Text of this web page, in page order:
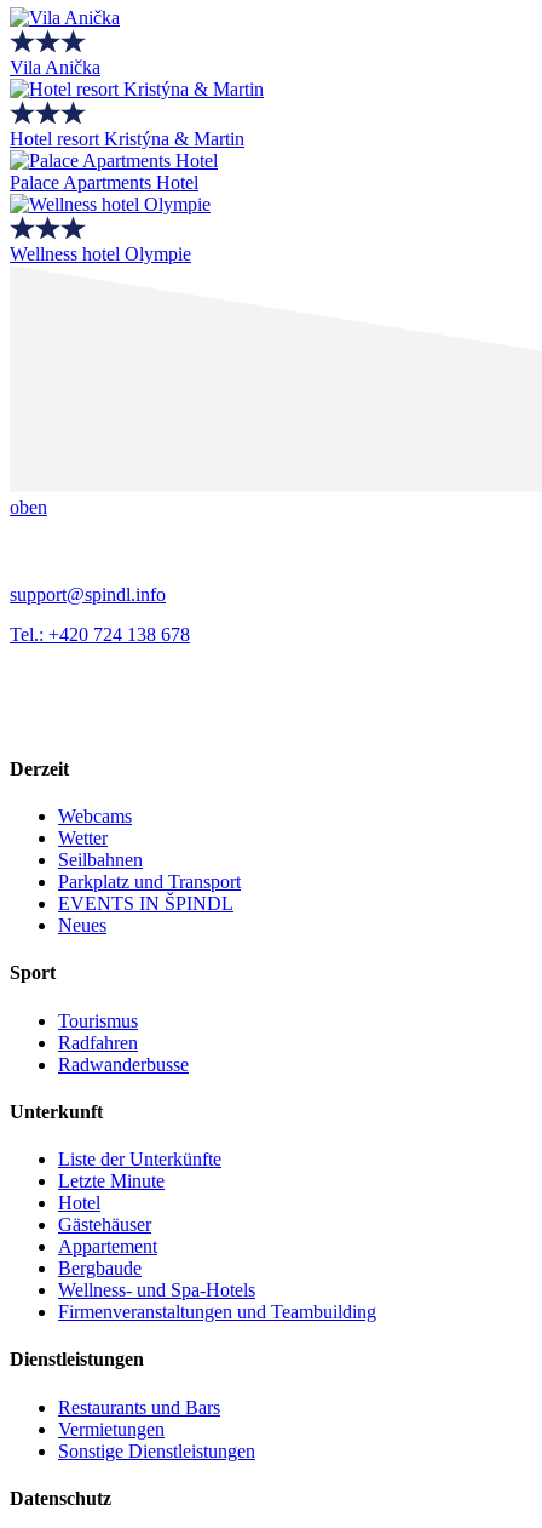
Vila Anička
Hotel resort Kristýna & Martin
Palace Apartments Hotel
Wellness hotel Olympie
oben
support@spindl.info
Tel.: +420 724 138 678
Derzeit
Webcams
Wetter
Seilbahnen
Parkplatz und Transport
EVENTS IN ŠPINDL
Neues
Sport
Tourismus
Radfahren
Radwanderbusse
Unterkunft
Liste der Unterkünfte
Letzte Minute
Hotel
Gästehäuser
Appartement
Bergbaude
Wellness- und Spa-Hotels
Firmenveranstaltungen und Teambuilding
Dienstleistungen
Restaurants und Bars
Vermietungen
Sonstige Dienstleistungen
Datenschutz